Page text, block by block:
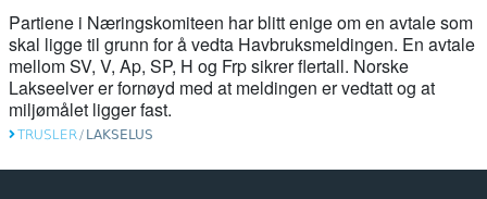
Norwegian fish farms polluting fjords
with waste likened to ‘raw sewage of
millions of people’
04. mai 2026
Partiene i Næringskomiteen har blitt enige om en avtale som
skal ligge til grunn for å vedta Havbruksmeldingen. En avtale
mellom SV, V, Ap, SP, H og Frp sikrer flertall. Norske
Lakseelver er fornøyd med at meldingen er vedtatt og at
miljømålet ligger fast.
TRUSLER/ LAKSELUS